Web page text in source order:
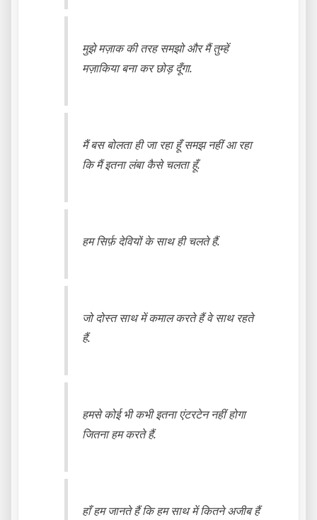
मुझे मज़ाक की तरह समझो और मैं तुम्हें
मज़ाकिया बना कर छोड़ दूँगा.
मैं बस बोलता ही जा रहा हूँ समझ नहीं आ रहा
कि मैं इतना लंबा कैसे चलता हूँ.
हम सिर्फ़ देवियों के साथ ही चलते हैं.
जो दोस्त साथ में कमाल करते हैं वे साथ रहते
हैं.
हमसे कोई भी कभी इतना एंटरटेन नहीं होगा
जितना हम करते हैं.
हाँ हम जानते हैं कि हम साथ में कितने अजीब हैं